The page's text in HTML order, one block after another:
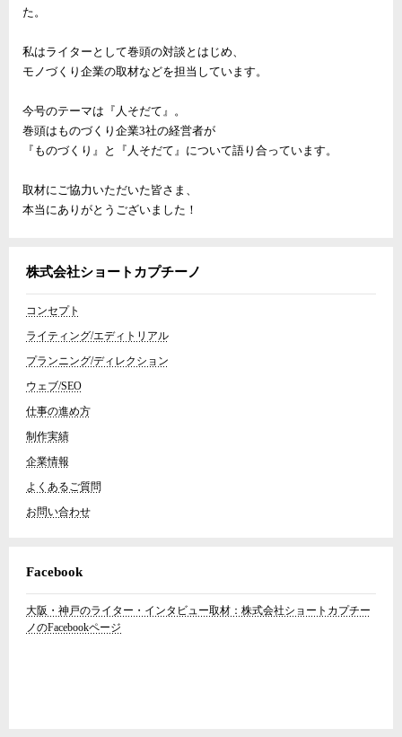
た。
私はライターとして巻頭の対談とはじめ、
モノづくり企業の取材などを担当しています。
今号のテーマは『人そだて』。
巻頭はものづくり企業3社の経営者が
『ものづくり』と『人そだて』について語り合っています。
取材にご協力いただいた皆さま、
本当にありがとうございました！
株式会社ショートカプチーノ
コンセプト
ライティング/エディトリアル
プランニング/ディレクション
ウェブ/SEO
仕事の進め方
制作実績
企業情報
よくあるご質問
お問い合わせ
Facebook
大阪・神戸のライター・インタビュー取材：株式会社ショートカプチー
ノのFacebookページ